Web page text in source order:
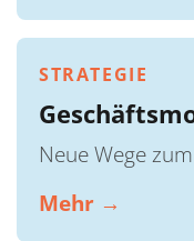
STRATEGIE
Neue Wege
Mehr →